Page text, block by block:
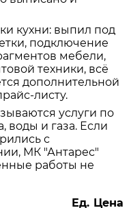
кухни: выпил под
подключение
мебели,
техники, всё
дополнительной
листу.
услуги по
воды и газа. Если
с
МК "Антарес"
работы не
Ед. Цена